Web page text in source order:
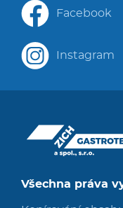
Všechna práva
Facebook
Instagram